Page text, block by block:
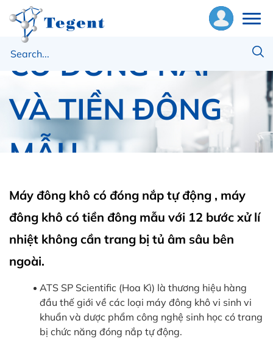
MÁY ĐÔNG KHÔ
CÓ ĐÓNG NẮP
VÀ TIỀN ĐÔNG
MẪU
Trang chủ
SP Scientific
MÁY ĐÔNG KHÔ CÓ ĐÓNG NẮP VÀ TIỀN ĐÔNG
MẪU
Máy đông khô có đóng nắp tự động , máy
đông khô có tiền đông mẫu với 12 bước xử lí
nhiệt không cần trang bị tủ âm sâu bên
ngoài.
ATS SP Scientific (Hoa Kì) là thương hiệu hàng
đầu thế giới về các loại máy đông khô vi sinh vi
khuẩn và dược phẩm công nghệ sinh học có trang
bị chức năng đóng nắp tự động.